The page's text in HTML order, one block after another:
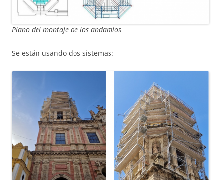
Plano del montaje de los andamios
Se están usando dos sistemas: